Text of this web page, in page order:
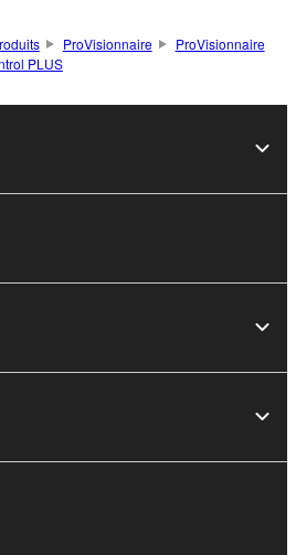
ProVisionnaire
ProVisionnaire
PLUS